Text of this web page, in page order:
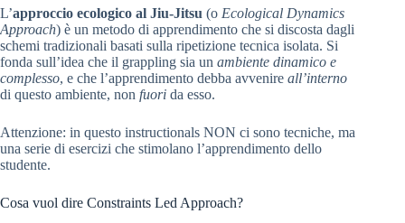
L’approccio ecologico al Jiu-Jitsu (o Ecological Dynamics
Approach) è un metodo di apprendimento che si discosta dagli
schemi tradizionali basati sulla ripetizione tecnica isolata. Si
fonda sull’idea che il grappling sia un ambiente dinamico e
complesso, e che l’apprendimento debba avvenire all’interno
di questo ambiente, non fuori da esso.
Attenzione: in questo instructionals NON ci sono tecniche, ma
una serie di esercizi che stimolano l’apprendimento dello
studente.
Cosa vuol dire Constraints Led Approach?